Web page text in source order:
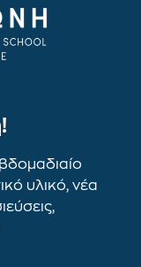
υλικό, νέα